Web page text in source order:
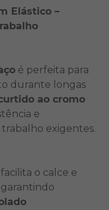
Elástico –
é perfeita para
durante longas
ao cromo
e
exigentes.
facilita o calce e